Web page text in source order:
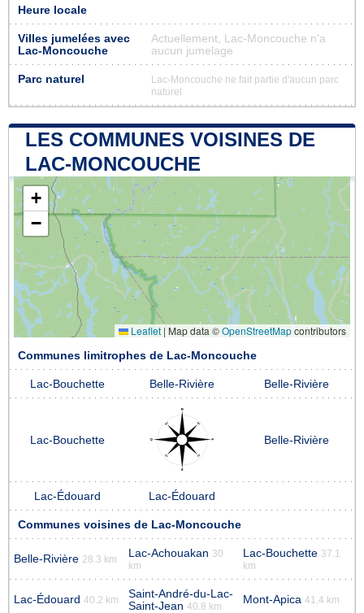
Heure locale
Villes jumelées avec
Lac-Moncouche
Actuellement, Lac-Moncouche n'a
aucun jumelage
Parc naturel
Lac-Moncouche ne fait partie d'aucun parc
naturel
LES COMMUNES VOISINES DE
LAC-MONCOUCHE
+
−
Leaflet | Map data ©OpenStreetMapcontributors
Communes limitrophes de Lac-Moncouche
Lac-Bouchette Belle-Rivière Belle-Rivière
Lac-Bouchette Belle-Rivière
Lac-Édouard Lac-Édouard
Communes voisines de Lac-Moncouche
Belle-Rivière 28.3 km Lac-Achouakan 30
km
Lac-Bouchette 37.1
km
Lac-Édouard 40.2 km
Saint-André-du-Lac-
Saint-Jean 40.8 km
Mont-Apica 41.4 km